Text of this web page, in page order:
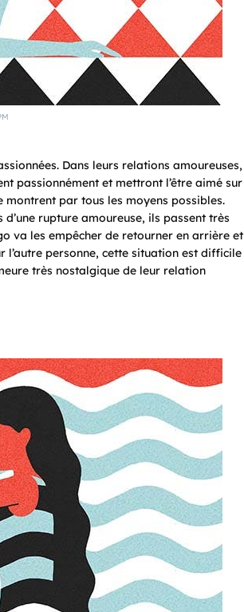
Dans leurs relations amoureuses,
passionnément et mettront l’être aimé sur
montrent par tous les moyens possibles.
rupture amoureuse, ils passent très
va les empêcher de retourner en arrière et
l’autre personne, cette situation est difficile
très nostalgique de leur relation